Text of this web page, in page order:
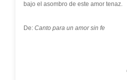
bajo el asombro de este amor tenaz.
De: Canto para un amor sin fe